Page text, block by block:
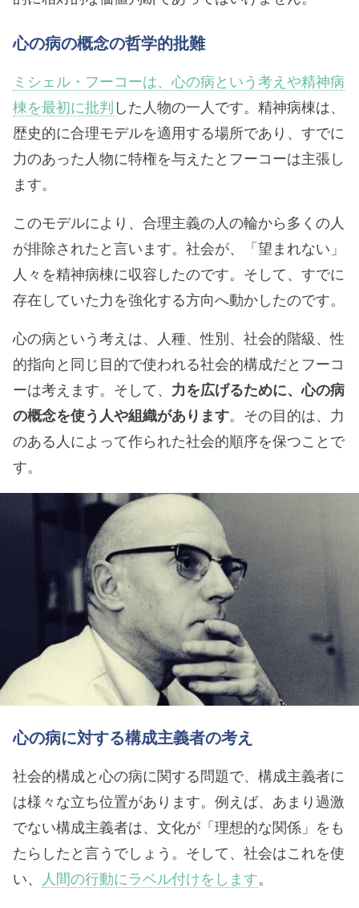
心の病の概念の哲学的批難
ミシェル・フーコーは、心の病という考えや精神病
棟を最初に批判 した人物の一人です。精神病棟は、
歴史的に合理モデルを適用する場所であり、すでに
力のあった人物に特権を与えたとフーコーは主張し
ます。
このモデルにより、合理主義の人の輪から多くの人
が排除されたと言います。社会が、「望まれない」
人々を精神病棟に収容したのです。そして、すでに
存在していた力を強化する方向へ動かしたのです。
心の病という考えは、人種、性別、社会的階級、性
的指向と同じ目的で使われる社会的構成だとフーコ
ーは考えます。そして、 力を広げるために、心の病
の概念を使う人や組織があります。その目的は、力
のある人によって作られた社会的順序を保つことで
す。
心の病に対する構成主義者の考え
社会的構成と心の病に関する問題で、構成主義者に
は様々な立ち位置があります。例えば、あまり過激
でない構成主義者は、文化が「理想的な関係」をも
たらしたと言うでしょう。そして、社会はこれを使
い、
人間の行動にラベル付けをします。